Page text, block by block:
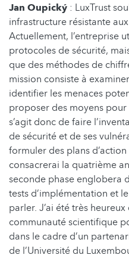
Jan Oupický : LuxTrust
infrastructure résistante
Actuellement, l’entreprise
protocoles de sécurité,
que des méthodes de
mission consiste à
identifier les menaces
proposer des moyens
s’agit donc de faire
de sécurité et de ses
formuler des plans
consacrerai la quatrième
seconde phase englobera
tests d’implémentation et
parler. J’ai été très
communauté scientifique
dans le cadre d’un
de l’Université du